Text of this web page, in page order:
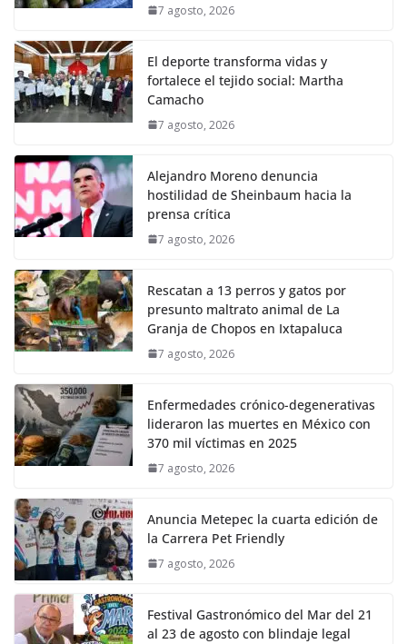
7 agosto, 2026
El deporte transforma vidas y
fortalece el tejido social: Martha
Camacho
7 agosto, 2026
Alejandro Moreno denuncia
hostilidad de Sheinbaum hacia la
prensa crítica
7 agosto, 2026
Rescatan a 13 perros y gatos por
presunto maltrato animal de La
Granja de Chopos en Ixtapaluca
7 agosto, 2026
Enfermedades crónico-degenerativas
lideraron las muertes en México con
370 mil víctimas en 2025
7 agosto, 2026
Anuncia Metepec la cuarta edición de
la Carrera Pet Friendly
7 agosto, 2026
Festival Gastronómico del Mar del 21
al 23 de agosto con blindaje legal